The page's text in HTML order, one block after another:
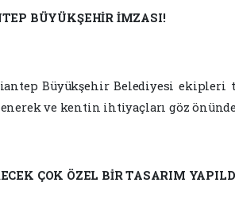
BÜYÜKŞEHİR İMZASI!
Büyükşehir Belediyesi
ve kentin ihtiyaçları göz
ÇOK ÖZEL BİR TASARIM